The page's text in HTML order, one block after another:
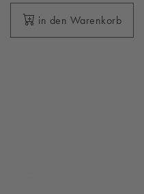
in den Warenkorb